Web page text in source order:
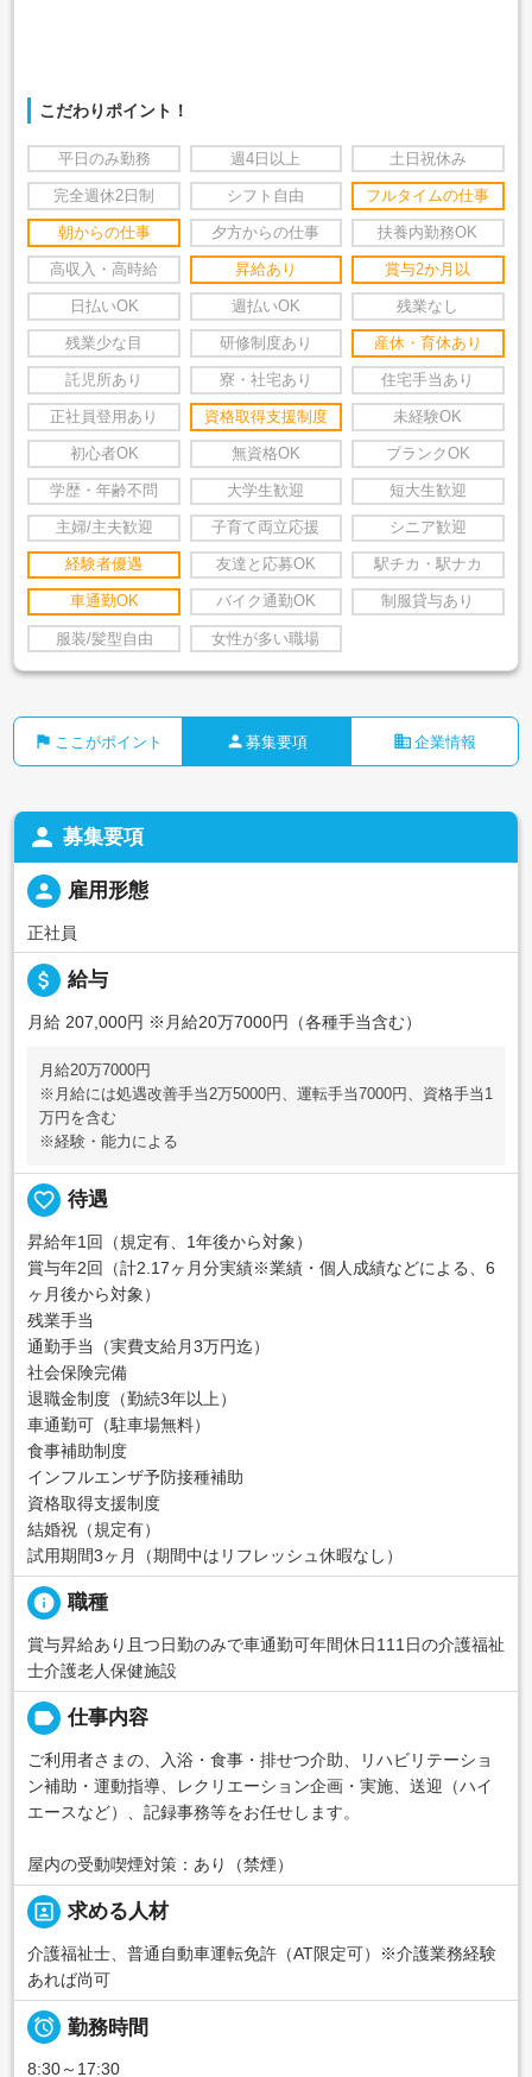
こだわりポイント！
平日のみ勤務 週4日以上 土日祝休み
完全週休2日制 シフト自由 フルタイムの仕事
朝からの仕事 夕方からの仕事 扶養内勤務OK
高収入・高時給 昇給あり 賞与2か月以
日払いOK 週払いOK 残業なし
残業少な目 研修制度あり 産休・育休あり
託児所あり 寮・社宅あり 住宅手当あり
正社員登用あり 資格取得支援制度 未経験OK
初心者OK 無資格OK ブランクOK
学歴・年齢不問 大学生歓迎 短大生歓迎
主婦/主夫歓迎 子育て両立応援 シニア歓迎
経験者優遇 友達と応募OK 駅チカ・駅ナカ
車通勤OK バイク通勤OK 制服貸与あり
服装/髪型自由 女性が多い職場
flag ここがポイント person 募集要項 business 企業情報
person 募集要項
person 雇用形態
正社員
attach_money 給与
月給 207,000円 ※月給20万7000円（各種手当含む）
月給20万7000円
※月給には処遇改善手当2万5000円、運転手当7000円、資格手当1
万円を含む
※経験・能力による
favorite_border 待遇
昇給年1回（規定有、1年後から対象）
賞与年2回（計2.17ヶ月分実績※業績・個人成績などによる、6
ヶ月後から対象）
残業手当
通勤手当（実費支給月3万円迄）
社会保険完備
退職金制度（勤続3年以上）
車通勤可（駐車場無料）
食事補助制度
インフルエンザ予防接種補助
資格取得支援制度
結婚祝（規定有）
試用期間3ヶ月（期間中はリフレッシュ休暇なし）
info 職種
賞与昇給あり且つ日勤のみで車通勤可年間休日111日の介護福祉
士介護老人保健施設
label 仕事内容
ご利用者さまの、入浴・食事・排せつ介助、リハビリテーショ
ン補助・運動指導、レクリエーション企画・実施、送迎（ハイ
エースなど）、記録事務等をお任せします。
屋内の受動喫煙対策：あり（禁煙）
portrait 求める人材
介護福祉士、普通自動車運転免許（AT限定可）※介護業務経験
あれば尚可
 勤務時間
8:30～17:30